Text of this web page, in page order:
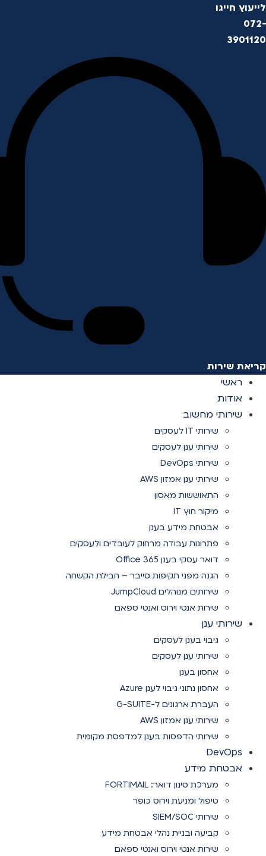
לייעוץ חייגו
072-
3901120
קריאת שירות
ראשי
אודות
שירותי מחשוב
שירותי IT לעסקים
שירותי ענן לעסקים
שירותי DevOps
שירותי ענן אמזון AWS
התאוששות מאסון
מיקור חוץ IT
אבטחת מידע בענן
פתרונות עבודה מרחוק לעובדים ולעסקים
דואר עסקי בענן Office 365
הגנה מפני תקיפות סייבר – חבילת הקשחה
שירותים מנוהלים JumpCloud
שירות אנטי וירוס ואנטי ספאם
שירותי ענן
גיבוי בענן לעסקים
שירותי ענן לעסקים
אחסון בענן
אחסון נתוני גיבוי לענן Azure
העברת ארגונים ל-G-SUITE
שירותי ענן אמזון AWS
שירותי הדפסות בענן למדפסת מקומית
DevOps
אבטחת מידע
מערכת סינון דואר: FORTIMAIL
טיפול ומניעת וירוס כופר
שירותי SIEM/SOC
קביעה ובניית נהלי אבטחת מידע
שירות אנטי וירוס ואנטי ספאם